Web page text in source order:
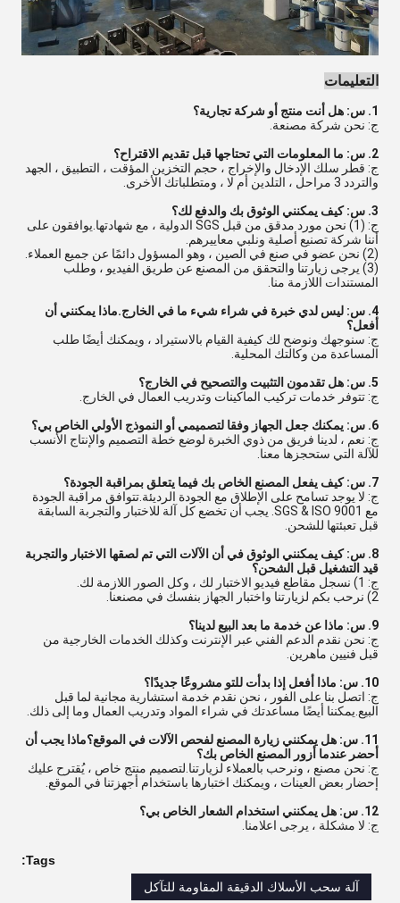
التعليمات
1. س: هل أنت منتج أو شركة تجارية؟
ج: نحن شركة مصنعة.
2. س: ما المعلومات التي تحتاجها قبل تقديم الاقتراح؟
ج: قطر سلك الإدخال والإخراج ، حجم التخزين المؤقت ، التطبيق ، الجهد
والتردد 3 مراحل ، التلدين أم لا ، ومتطلباتك الأخرى.
3. س: كيف يمكنني الوثوق بك والدفع لك؟
ج: (1) نحن مورد مدقق من قبل SGS الدولية ، مع شهادتها.يوافقون على
أننا شركة تصنيع أصلية ونلبي معاييرهم.
(2) نحن عضو في صنع في الصين ، وهو المسؤول دائمًا عن جميع العملاء.
(3) يرجى زيارتنا والتحقق من المصنع عن طريق الفيديو ، وطلب
المستندات اللازمة منا.
4. س: ليس لدي خبرة في شراء شيء ما في الخارج.ماذا يمكنني أن
أفعل؟
ج: سنوجهك ونوضح لك كيفية القيام بالاستيراد ، ويمكنك أيضًا طلب
المساعدة من وكالتك المحلية.
5. س: هل تقدمون التثبيت والتصحيح في الخارج؟
ج: تتوفر خدمات تركيب الماكينات وتدريب العمال في الخارج.
6. س: يمكنك جعل الجهاز وفقا لتصميمي أو النموذج الأولي الخاص بي؟
ج: نعم ، لدينا فريق من ذوي الخبرة لوضع خطة التصميم والإنتاج الأنسب
للآلة التي ستحجزها معنا.
7. س: كيف يفعل المصنع الخاص بك فيما يتعلق بمراقبة الجودة؟
ج: لا يوجد تسامح على الإطلاق مع الجودة الرديئة.تتوافق مراقبة الجودة
مع SGS & ISO 9001. يجب أن تخضع كل آلة للاختبار والتجربة السابقة
قبل تعبئتها للشحن.
8. س: كيف يمكنني الوثوق في أن الآلات التي تم لصقها الاختبار والتجربة
قيد التشغيل قبل الشحن؟
ج: 1) نسجل مقاطع فيديو الاختبار لك ، وكل الصور اللازمة لك.
2) نرحب بكم لزيارتنا واختبار الجهاز بنفسك في مصنعنا.
9. س: ماذا عن خدمة ما بعد البيع لدينا؟
ج: نحن نقدم الدعم الفني عبر الإنترنت وكذلك الخدمات الخارجية من
قبل فنيين ماهرين.
10. س: ماذا أفعل إذا بدأت للتو مشروعًا جديدًا؟
ج: اتصل بنا على الفور ، نحن نقدم خدمة استشارية مجانية لما قبل
البيع.يمكننا أيضًا مساعدتك في شراء المواد وتدريب العمال وما إلى ذلك.
11. س: هل يمكنني زيارة المصنع لفحص الآلات في الموقع؟ماذا يجب أن
أحضر عندما أزور المصنع الخاص بك؟
ج: نحن مصنع ، ونرحب بالعملاء لزيارتنا.لتصميم منتج خاص ، يُقترح عليك
إحضار بعض العينات ، ويمكنك اختبارها باستخدام أجهزتنا في الموقع.
12. س: هل يمكنني استخدام الشعار الخاص بي؟
ج: لا مشكلة ، يرجى اعلامنا.
Tags:
آلة سحب الأسلاك الدقيقة المقاومة للتآكل